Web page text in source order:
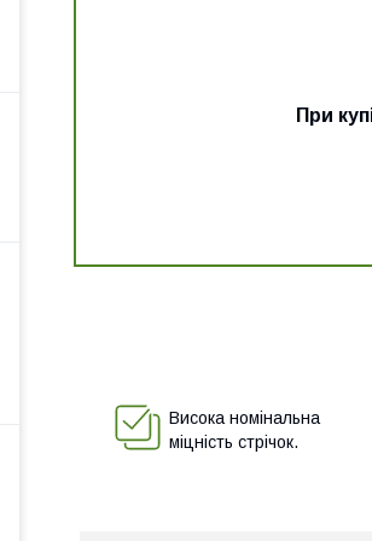
При
Висока номінальна
міцність стрічок.